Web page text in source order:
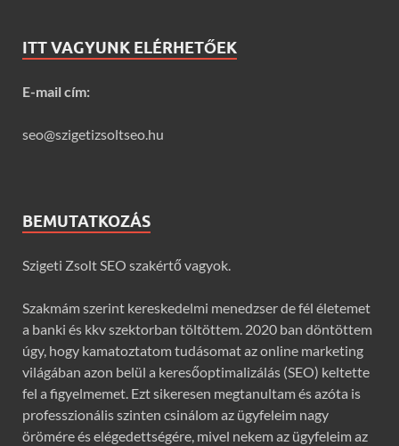
ITT VAGYUNK ELÉRHETŐEK
E-mail cím:
seo@szigetizsoltseo.hu
BEMUTATKOZÁS
Szigeti Zsolt SEO szakértő vagyok.
Szakmám szerint kereskedelmi menedzser de fél életemet
a banki és kkv szektorban töltöttem. 2020 ban döntöttem
úgy, hogy kamatoztatom tudásomat az online marketing
világában azon belül a keresőoptimalizálás (SEO) keltette
fel a figyelmemet. Ezt sikeresen megtanultam és azóta is
professzionális szinten csinálom az ügyfeleim nagy
örömére és elégedettségére, mivel nekem az ügyfeleim az